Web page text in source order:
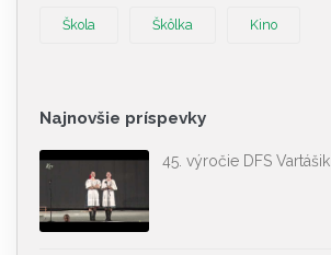
Škola Škôlka Kino
Najnovšie príspevky
45. výročie DFS Vartášik